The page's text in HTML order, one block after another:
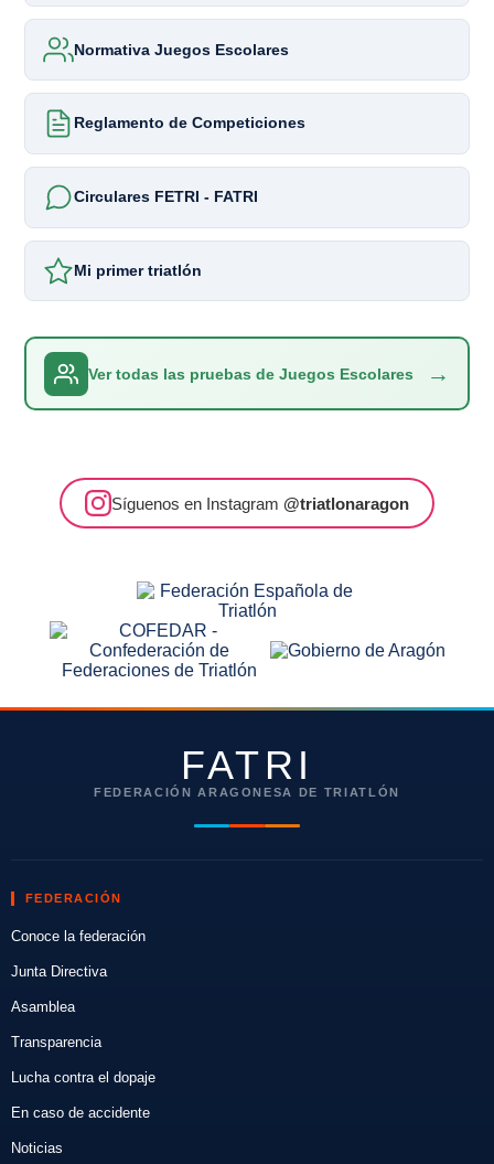
Normativa Juegos Escolares
Reglamento de Competiciones
Circulares FETRI - FATRI
Mi primer triatlón
Ver todas las pruebas de Juegos Escolares →
Síguenos en Instagram @triatlonaragon
FATRI
FEDERACIÓN ARAGONESA DE TRIATLÓN
FEDERACIÓN
Conoce la federación
Junta Directiva
Asamblea
Transparencia
Lucha contra el dopaje
En caso de accidente
Noticias